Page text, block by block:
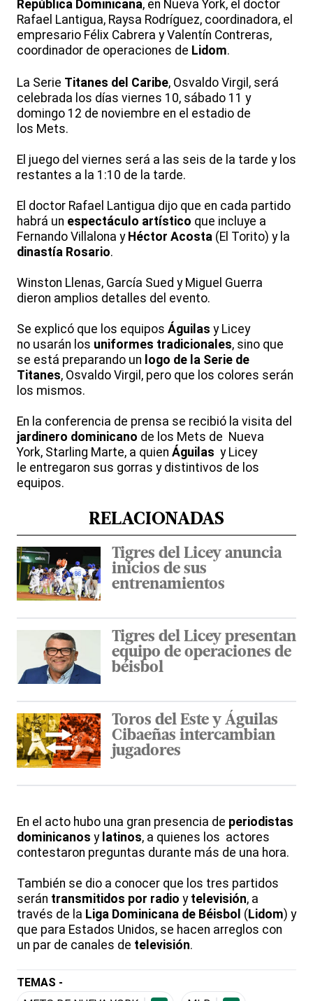
República Dominicana, en Nueva York, el doctor
Rafael Lantigua, Raysa Rodríguez, coordinadora, el
empresario Félix Cabrera y Valentín Contreras,
coordinador de operaciones de Lidom.
La Serie Titanes del Caribe, Osvaldo Virgil, será
celebrada los días viernes 10, sábado 11 y
domingo 12 de noviembre en el estadio de
los Mets.
El juego del viernes será a las seis de la tarde y los
restantes a la 1:10 de la tarde.
El doctor Rafael Lantigua dijo que en cada partido
habrá un espectáculo artístico que incluye a
Fernando Villalona y Héctor Acosta (El Torito) y la
dinastía Rosario.
Winston Llenas, García Sued y Miguel Guerra
dieron amplios detalles del evento.
Se explicó que los equipos Águilas y Licey
no usarán los uniformes tradicionales, sino que
se está preparando un logo de la Serie de
Titanes, Osvaldo Virgil, pero que los colores serán
los mismos.
En la conferencia de prensa se recibió la visita del
jardinero dominicano de los Mets de Nueva
York, Starling Marte, a quien Águilas y Licey
le entregaron sus gorras y distintivos de los
equipos.
RELACIONADAS
Tigres del Licey anuncia
inicios de sus
entrenamientos
Tigres del Licey presentan
equipo de operaciones de
béisbol
Toros del Este y Águilas
Cibaeñas intercambian
jugadores
En el acto hubo una gran presencia de periodistas
dominicanos y latinos, a quienes los actores
contestaron preguntas durante más de una hora.
También se dio a conocer que los tres partidos
serán transmitidos por radio y televisión, a
través de la Liga Dominicana de Béisbol (Lidom) y
que para Estados Unidos, se hacen arreglos con
un par de canales de televisión.
TEMAS -